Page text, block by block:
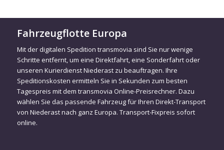
Fahrzeugflotte Europa
Mit der digitalen Spedition transmovia sind Sie nur wenige
Schritte entfernt, um eine Direktfahrt, eine Sonderfahrt oder
unseren Kurierdienst Niederast zu beauftragen. Ihre
Speditionskosten ermitteln Sie in Sekunden zum besten
Tagespreis mit dem transmovia Online-Preisrechner. Dazu
wählen Sie das passende Fahrzeug für Ihren Direkt-Transport
von Niederast nach ganz Europa. Transport-Fixpreis sofort
online.